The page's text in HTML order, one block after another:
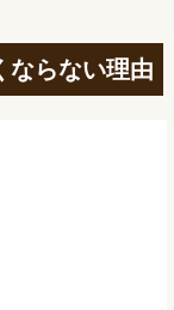
ならない理由